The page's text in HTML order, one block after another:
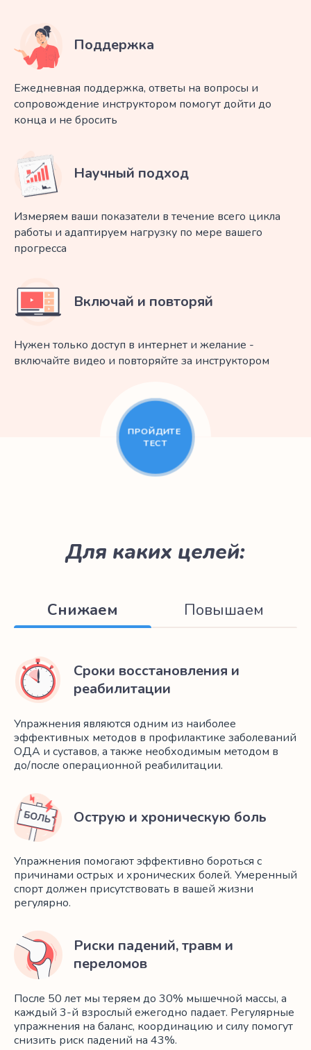
Поддержка
Ежедневная поддержка, ответы на вопросы и
сопровождение инструктором помогут дойти до
конца и не бросить
Научный подход
Измеряем ваши показатели в течение всего цикла
работы и адаптируем нагрузку по мере вашего
прогресса
Включай и повторяй
Нужен только доступ в интернет и желание -
включайте видео и повторяйте за инструктором
ПРОЙДИТЕ
ТЕСТ
Для каких целей:
Снижаем Повышаем
Сроки восстановления и
реабилитации
Упражнения являются одним из наиболее
эффективных методов в профилактике заболеваний
ОДА и суставов, а также необходимым методом в
до/после операционной реабилитации.
Острую и хроническую боль
Упражнения помогают эффективно бороться с
причинами острых и хронических болей. Умеренный
спорт должен присутствовать в вашей жизни
регулярно.
Риски падений, травм и
переломов
После 50 лет мы теряем до 30% мышечной массы, а
каждый 3-й взрослый ежегодно падает. Регулярные
упражнения на баланс, координацию и силу помогут
снизить риск падений на 43%.